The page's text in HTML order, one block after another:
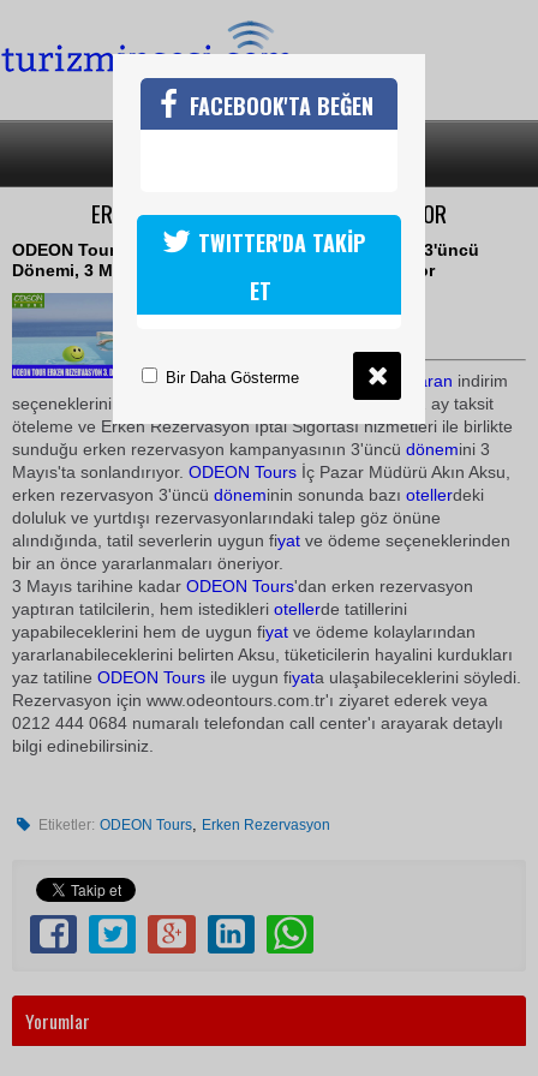
ERKEN REZERVASYON 3 MAYIS'TA BİTİYOR
ODEON Tours Erken Rezervasyon Kampanyasının 3'üncü
Dönemi, 3 Mayıs'ta Bütün Avantajlarıyla Sona Eriyor
29 Nisan 2010 / 18:34
ODEON Tours, yüzde 35'e varan indirim
seçeneklerinin yanı sıra 12 aya kadar taksitlendirme, 2 ay taksit
öteleme ve Erken Rezervasyon İptal Sigortası hizmetleri ile birlikte
sunduğu erken rezervasyon kampanyasının 3'üncü dönemini 3
Mayıs'ta sonlandırıyor. ODEON Tours İç Pazar Müdürü Akın Aksu,
erken rezervasyon 3'üncü döneminin sonunda bazı otellerdeki
doluluk ve yurtdışı rezervasyonlarındaki talep göz önüne
alındığında, tatil severlerin uygun fiyat ve ödeme seçeneklerinden
bir an önce yararlanmaları öneriyor.
3 Mayıs tarihine kadar ODEON Tours'dan erken rezervasyon
yaptıran tatilcilerin, hem istedikleri otellerde tatillerini
yapabileceklerini hem de uygun fiyat ve ödeme kolaylarından
yararlanabileceklerini belirten Aksu, tüketicilerin hayalini kurdukları
yaz tatiline ODEON Tours ile uygun fiyata ulaşabileceklerini söyledi.
Rezervasyon için www.odeontours.com.tr'ı ziyaret ederek veya
0212 444 0684 numaralı telefondan call center'ı arayarak detaylı
bilgi edinebilirsiniz.
Etiketler: ODEON Tours, Erken Rezervasyon
Yorumlar
FACEBOOK'TA BEĞEN
TWITTER'DA TAKİP
ET
Bir Daha Gösterme